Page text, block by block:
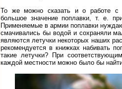
То же можно сказать и о работе с
большое значение поплавки, т. е.
Применяемые в армии поплавки
смачивались бы водой и сохраняли
являются летучки некоторых наших
рекомендуется в книжках набивать
такие летучки? При
каждой местности можно было бы